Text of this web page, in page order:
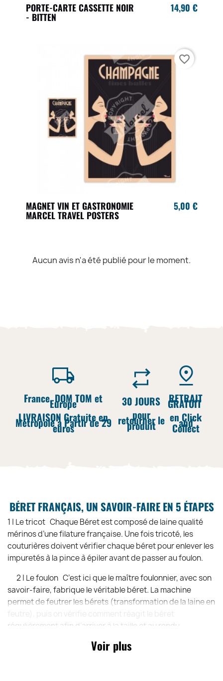
PORTE-CARTE CASSETTE NOIR
- BITTEN
14,90 €
MAGNET VIN ET GASTRONOMIE
MARCEL TRAVEL POSTERS
5,00 €
favorite_border
Aucun avis n'a été publié pour le moment.
France, DOM TOM et
Europe
LIVRAISON Gratuite en
Métropole à Partir de 29
euros
30 JOURS
pour
retourner le
produit
RETRAIT
GRATUIT
en Click
and
Collect
BÉRET FRANÇAIS, UN SAVOIR-FAIRE EN 5 ÉTAPES
1 | Le tricot Chaque Béret est composé de laine qualité
mérinos d’une filature française. Une fois tricoté, les
couturières doivent vérifier chaque béret pour enlever les
impuretés à la pince à épiler avant de passer au foulon.
2 | Le foulon C’est ici que le maître foulonnier, avec son
savoir-faire, fabrique le véritable béret. La machine
permet de feutrer les bérets (transformation de la laine en
régulièrement afin d’arriver à la taille et au rendu
Voir plus